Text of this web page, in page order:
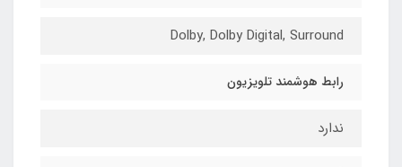
Dolby, Dolby Digital, Surround
رابط هوشمند تلویزیون
ندارد